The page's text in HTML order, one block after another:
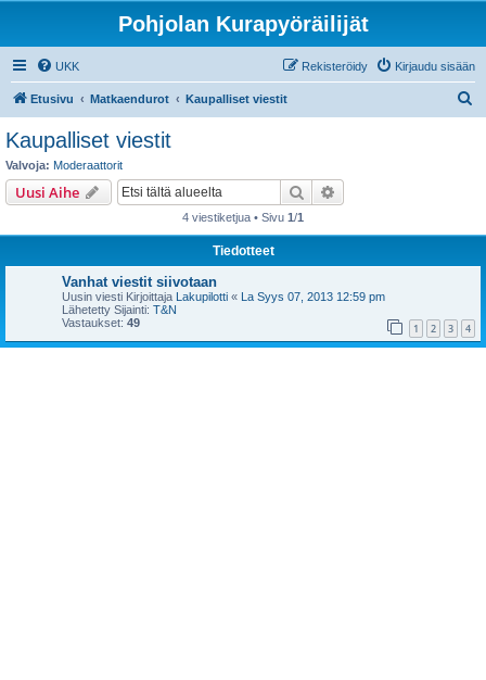
Pohjolan Kurapyöräilijät
UKK Kirjaudu sisään
Rekisteröidy
Etusivu Matkaendurot Kaupalliset viestit
Kaupalliset viestit
Valvoja: Moderaattorit
Uusi Aihe Etsi
4 viestiketjua • Sivu 1/1
Tiedotteet
Vanhat viestit siivotaan
Uusin viesti Kirjoittaja Lakupilotti « La Syys 07, 2013 12:59 pm
Lähetetty Sijainti: T&N
Vastaukset: 49 1 2 3 4